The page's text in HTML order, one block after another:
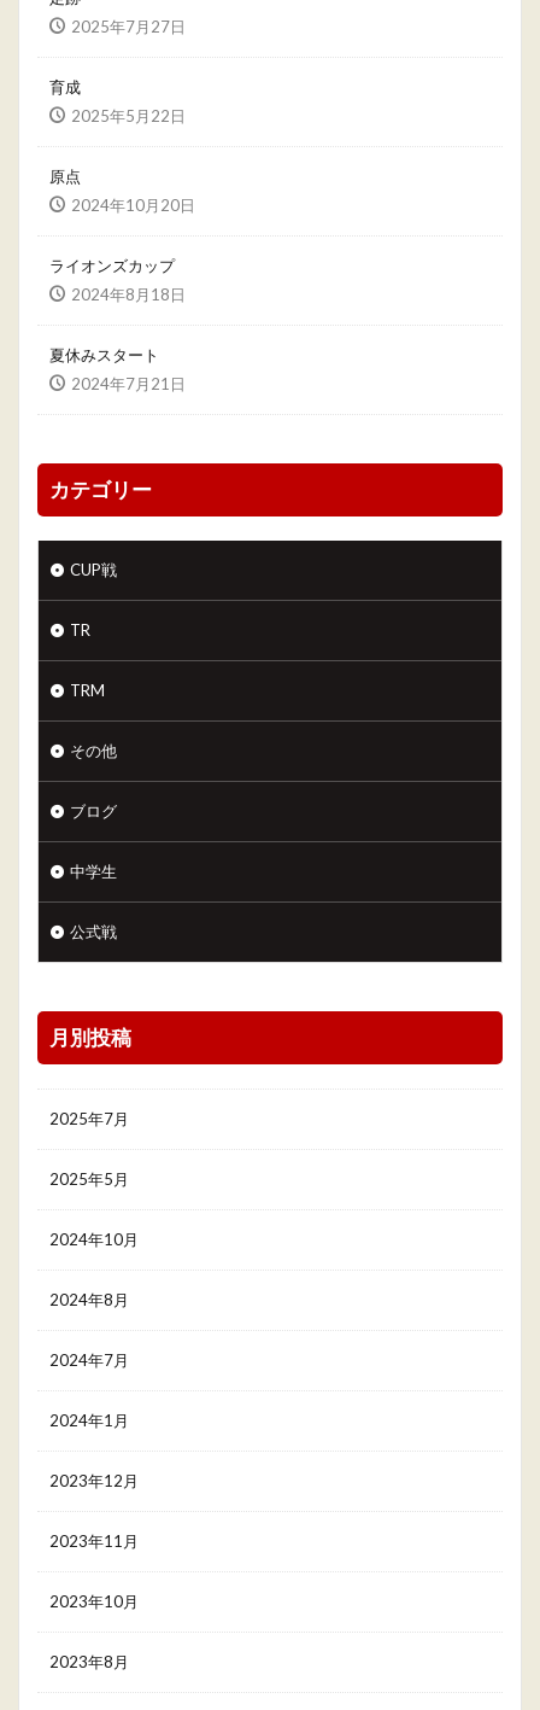
2025年7月27日
育成
2025年5月22日
原点
2024年10月20日
ライオンズカップ
2024年8月18日
夏休みスタート
2024年7月21日
カテゴリー
CUP戦
TR
TRM
その他
ブログ
中学生
公式戦
月別投稿
2025年7月
2025年5月
2024年10月
2024年8月
2024年7月
2024年1月
2023年12月
2023年11月
2023年10月
2023年8月